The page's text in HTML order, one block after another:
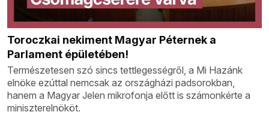
Toroczkai nekiment Magyar Péternek a
Parlament épületében!
Természetesen szó sincs tettlegességről, a Mi Hazánk
elnöke ezúttal nemcsak az országházi padsorokban,
hanem a Magyar Jelen mikrofonja előtt is számonkérte a
miniszterelnököt.